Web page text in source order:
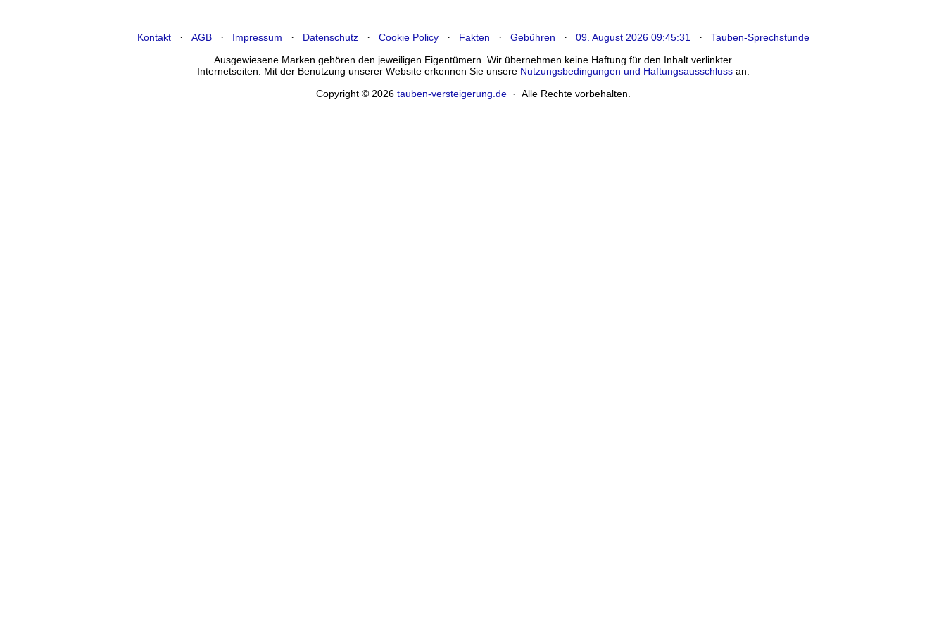
Kontakt· AGB· Impressum · Datenschutz· Cookie Policy· Fakten · Gebühren · 09. August 2026 09:45:31 · Tauben-Sprechstunde
Ausgewiesene Marken gehören den jeweiligen Eigentümern. Wir übernehmen keine Haftung für den Inhalt verlinkter
Internetseiten. Mit der Benutzung unserer Website erkennen Sie unsere Nutzungsbedingungen und Haftungsausschlussan.
Copyright © 2026 tauben-versteigerung.de· Alle Rechte vorbehalten.